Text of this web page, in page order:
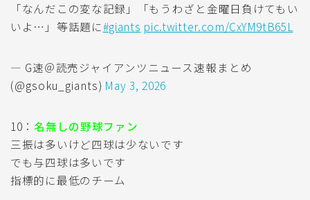
「なんだこの変な記録」「もうわざと金曜日負けてもい
いよ…」等話題に#giants pic.twitter.com/CxYM9tB65L
— G速＠読売ジャイアンツニュース速報まとめ
(@gsoku_giants) May 3, 2026
10： 名無しの野球ファン
三振は多いけど四球は少ないです
でも与四球は多いです
指標的に最低のチーム